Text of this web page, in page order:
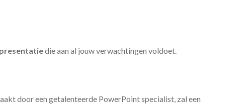
die aan al jouw verwachtingen voldoet.
door een getalenteerde PowerPoint specialist, zal een